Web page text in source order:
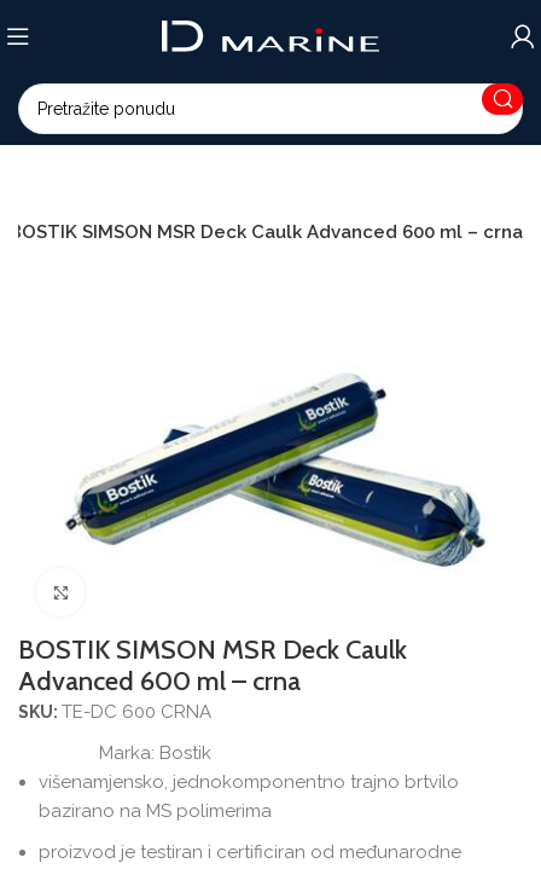
BOSTIK SIMSON MSR Deck Caulk Advanced 600 ml – crna
BOSTIK SIMSON MSR Deck Caulk
Advanced 600 ml – crna
SKU:TE-DC 600 CRNA
Marka: Bostik
višenamjensko, jednokomponentno trajno brtvilo
bazirano na MS polimerima
proizvod je testiran i certificiran od međunarodne